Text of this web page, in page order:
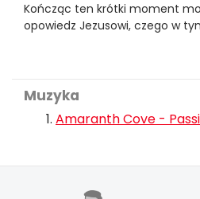
Kończąc ten krótki moment
opowiedz Jezusowi, czego w
Muzyka
Amaranth Cove -